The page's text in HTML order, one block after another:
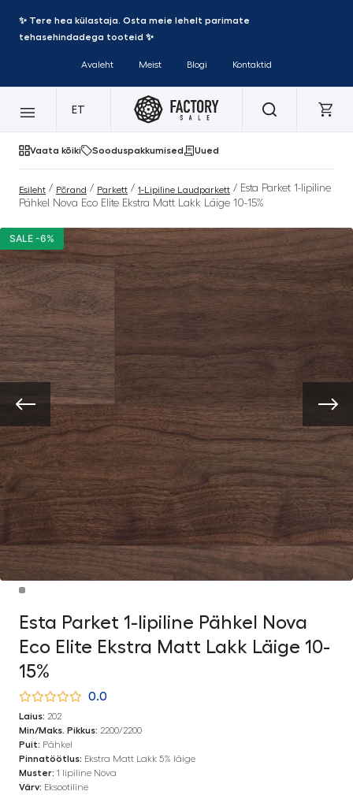
✨ Tere hea külastaja. Osta meie lehelt parimate
tehasehindadega tooteid ✨
Avaleht Meist Blogi Kontaktid
ET
Vaata kõiki Sooduspakkumised Uued
Esileht / Põrand / Parkett / 1-Lipiline Laudparkett / Esta Parket 1-lipiline
Pähkel Nova Eco Elite Ekstra Matt Lakk Läige 10-15%
SALE -6%
Esta Parket 1-lipiline Pähkel Nova
Eco Elite Ekstra Matt Lakk Läige 10-
15%
0.0
Laius: 202
Min/Maks. Pikkus: 2200/2200
Puit: Pähkel
Pinnatöötlus: Ekstra Matt Lakk 5% läige
Muster: 1 lipiline Nova
Värv: Eksootiline